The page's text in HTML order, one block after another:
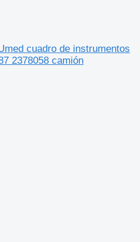
cuadro de instrumentos
2378058 camión